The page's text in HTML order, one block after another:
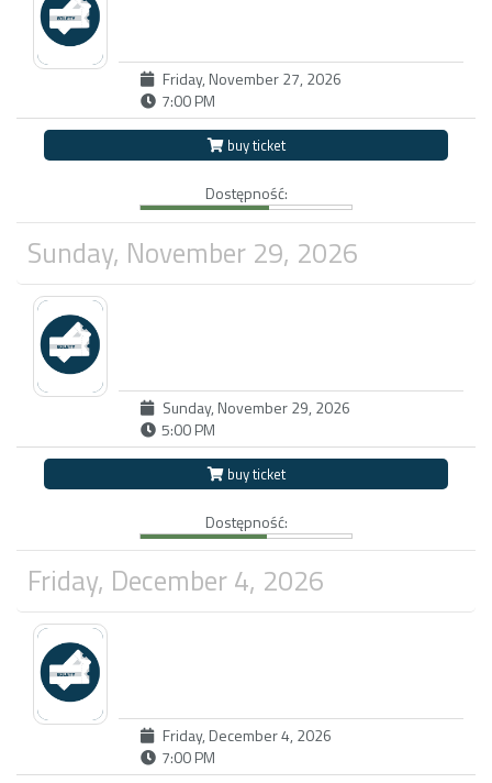
Friday, November 27, 2026
7:00 PM
buy ticket
Dostępność:
Sunday, November 29, 2026
Sunday, November 29, 2026
5:00 PM
buy ticket
Dostępność:
Friday, December 4, 2026
Friday, December 4, 2026
7:00 PM